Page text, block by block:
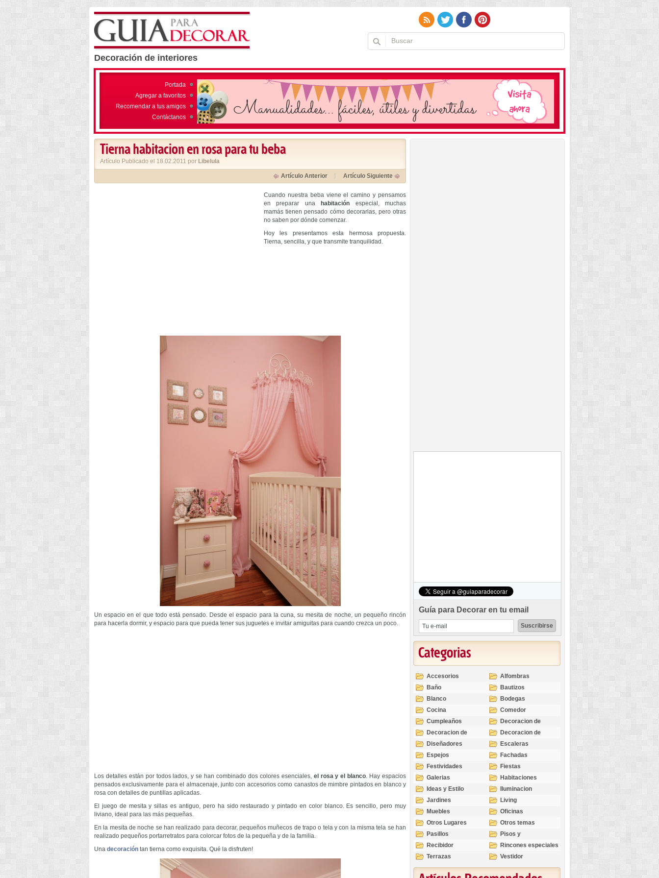
Decoración de interiores
Portada
Agregar a favoritos
Recomendar a tus amigos
Contáctanos
Tierna habitacion en rosa para tu beba
Artículo Publicado el 18.02.2011 por Libelula
Artículo Anterior Artículo Siguiente
Cuando nuestra beba viene el camino y pensamos
en preparar una
habitación especial, muchas
mamás tienen pensado cómo decorarlas, pero otras
no saben por dónde comenzar.
Hoy les presentamos esta hermosa propuesta.
Tierna, sencilla, y que transmite tranquilidad.
Un espacio en el que todo está pensado. Desde el espacio para la cuna, su mesita de noche, un pequeño rincón
para hacerla dormir, y espacio para que pueda tener sus juguetes e invitar amiguitas para cuando crezca un poco.
Los detalles están por todos lados, y se han combinado dos colores esenciales, el rosa y el blanco. Hay espacios
pensados exclusivamente para el almacenaje, junto con accesorios como canastos de mimbre pintados en blanco y
rosa con detalles de puntillas aplicadas.
El juego de mesita y sillas es antiguo, pero ha sido restaurado y pintado en color blanco. Es sencillo, pero muy
liviano, ideal para las más pequeñas.
En la mesita de noche se han realizado para decorar, pequeños muñecos de trapo o tela y con la misma tela se han
realizado pequeños portarretratos para colorcar fotos de la pequeña y de la familia.
Una decoración tan tierna como exquisita. Qué la disfruten!
Guía para Decorar en tu email
Categorias
Accesorios
Alfombras
Baño
Bautizos
Blanco
Bodegas
Cocina
Comedor
Cumpleaños
Decoracion de
Exteriores
Decoracion de
Interiores
Decoracion de
Ocasiones
Diseñadores
Escaleras
Espejos
Fachadas
Festividades
Fiestas
Galerias
Habitaciones
Ideas y Estilo
Iluminacion
Jardines
Living
Muebles
Oficinas
Otros Lugares
Otros temas
Pasillos
Pisos y
revestimientos
Recibidor
Rincones especiales
Terrazas
Vestidor